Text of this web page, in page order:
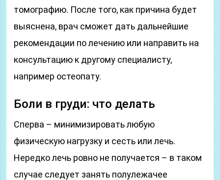
томографию. После того, как причина будет
выяснена, врач сможет дать дальнейшие
рекомендации по лечению или направить на
консультацию к другому специалисту,
например остеопату.
Боли в груди: что делать
Сперва – минимизировать любую
физическую нагрузку и сесть или лечь.
Нередко лечь ровно не получается – в таком
случае следует занять полулежачее